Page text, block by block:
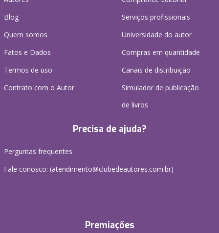
Blog
Quem somos
Fatos e Dados
Termos de uso
Contrato com o Autor
Serviços profissionais
Universidade do autor
Compras em quantidade
Canais de distribuição
Simulador de publicação
de livros
Precisa de ajuda?
Perguntas frequentes
Fale conosco: (atendimento@clubedeautores.com.br)
Premiações